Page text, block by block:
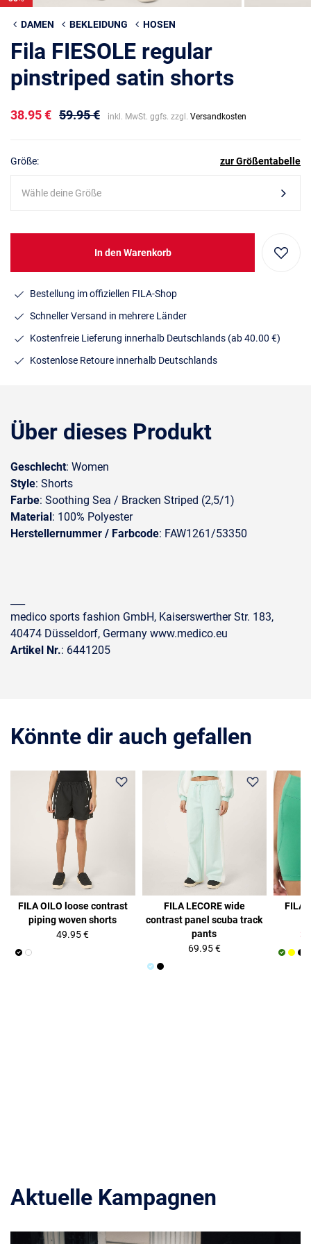
DAMEN BEKLEIDUNG HOSEN
Fila FIESOLE regular
pinstriped satin shorts
38.95 € 59.95 € inkl. MwSt. ggfs. zzgl. Versandkosten
Größe: zur Größentabelle
Wähle deine Größe
In den Warenkorb
Bestellung im offiziellen FILA-Shop
Schneller Versand in mehrere Länder
Kostenfreie Lieferung innerhalb Deutschlands (ab 40.00 €)
Kostenlose Retoure innerhalb Deutschlands
Über dieses Produkt
Geschlecht: Women
Style: Shorts
Farbe: Soothing Sea / Bracken Striped (2,5/1)
Material: 100% Polyester
Herstellernummer / Farbcode: FAW1261/53350
medico sports fashion GmbH, Kaiserswerther Str. 183,
40474 Düsseldorf, Germany www.medico.eu
Artikel Nr.: 6441205
Könnte dir auch gefallen
FILA OILO loose contrast
piping woven shorts
49.95 €
FILA LECORE wide
contrast panel scuba track
pants
69.95 €
FILA
Aktuelle Kampagnen